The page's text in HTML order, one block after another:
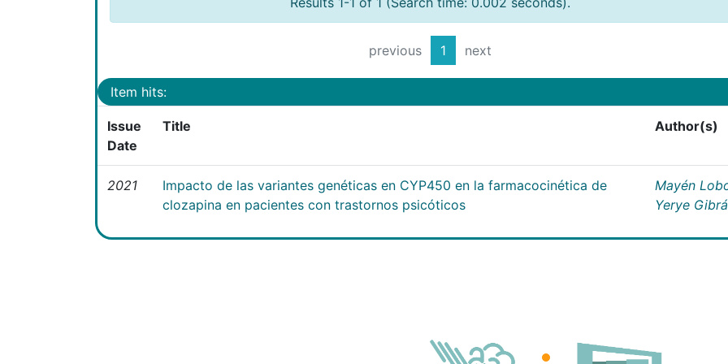
previous 1 next
Item hits:
Issue
Date
Title Author(s)
2021
Impacto de las variantes genéticas en CYP450 en la farmacocinética de
clozapina en pacientes con trastornos psicóticos
Mayén
Yerye